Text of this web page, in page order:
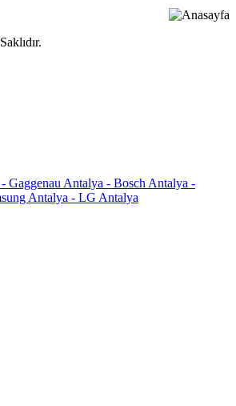
Gaggenau Antalya - Bosch Antalya -
Antalya - LG Antalya